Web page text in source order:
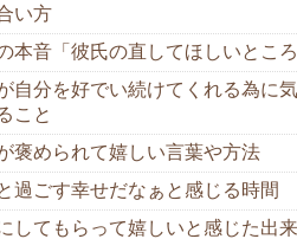
い方
本音「彼氏の直してほしいところ
自分を好でい続けてくれる為に
こと
褒められて嬉しい言葉や方法
過ごす幸せだなぁと感じる時間
してもらって嬉しいと感じた出